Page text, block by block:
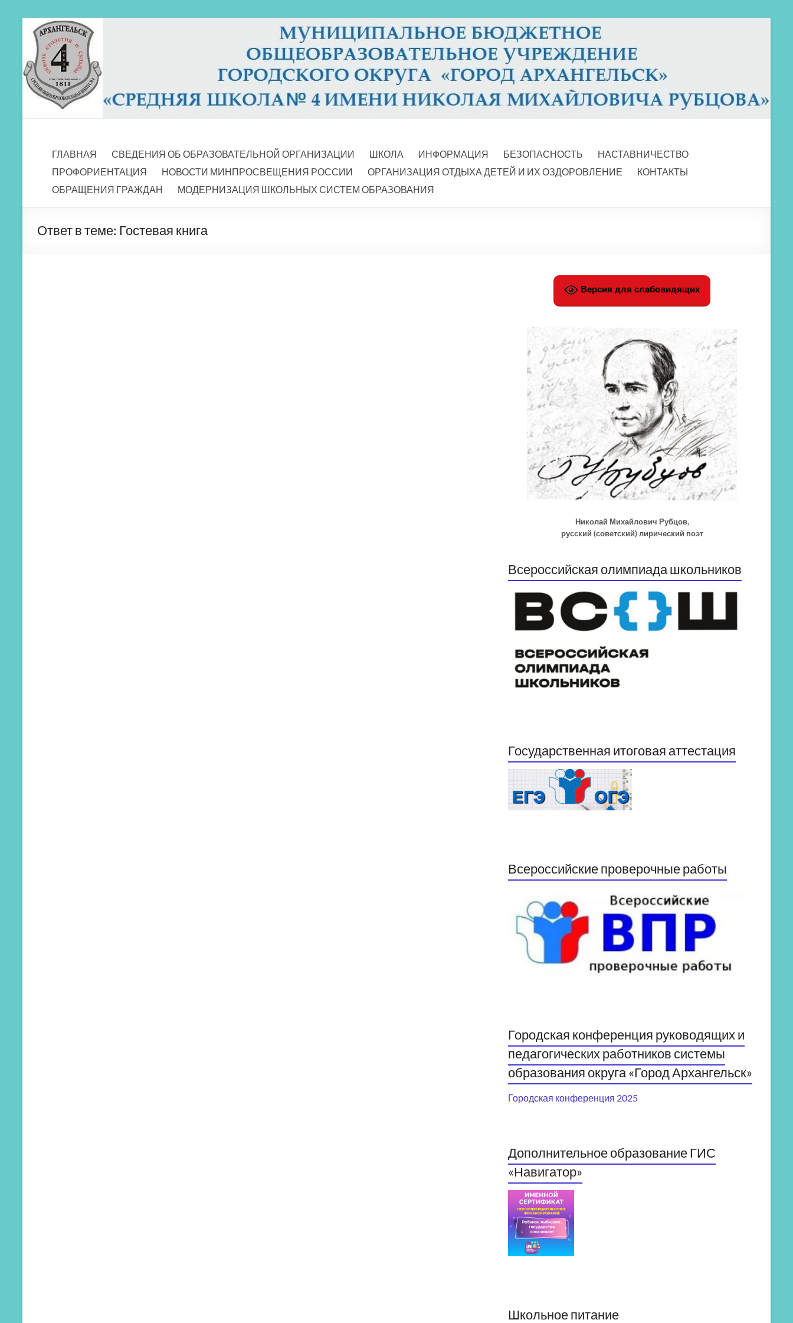
Перейти
содержимому
МБОУ СШ 4
ГЛАВНАЯ
СВЕДЕНИЯ ОБ ОБРАЗОВАТЕЛЬНОЙ ОРГАНИЗАЦИИ ШКОЛА ИНФОРМАЦИЯ БЕЗОПАСНОСТЬ
НАСТАВНИЧЕСТВО
ПРОФОРИЕНТАЦИЯ
НОВОСТИ МИНПРОСВЕЩЕНИЯ РОССИИ ОРГАНИЗАЦИЯ ОТДЫХА ДЕТЕЙ И ИХ ОЗДОРОВЛЕНИЕ
КОНТАКТЫ
ОБРАЩЕНИЯ ГРАЖДАН
МОДЕРНИЗАЦИЯ ШКОЛЬНЫХ СИСТЕМ ОБРАЗОВАНИЯ
Ответ в теме: Гостевая книга
Версия для слабовидящих
Николай Михайлович Рубцов,
русский (советский) лирический поэт
Всероссийская олимпиада школьников
Государственная итоговая аттестация
Всероссийские проверочные работы
Городская конференция руководящих и
педагогических работников системы
образования округа «Город Архангельск»
Городская конференция 2025
Дополнительное образование ГИС
«Навигатор»
Школьное питание